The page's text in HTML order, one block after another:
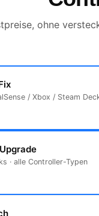
ohne
/ Xbox / Steam
· alle Controller-Typen